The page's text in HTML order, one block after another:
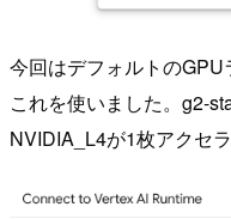
今回はデフォルトの
これを使いました。g2-
NVIDIA_L4が1枚アクセ